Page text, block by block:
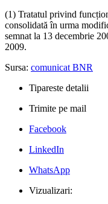
(1) Tratatul privind
consolidată în urma
semnat la 13 decembrie
2009.
Sursa: comunicat BNR
Tipareste detalii
Trimite pe mail
Facebook
LinkedIn
WhatsApp
Vizualizari: